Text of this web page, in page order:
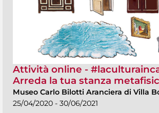
Attività online -
Arreda la tua stanza
Museo Carlo Bilotti Aranciera di Villa
25/04/2020 - 30/06/2021